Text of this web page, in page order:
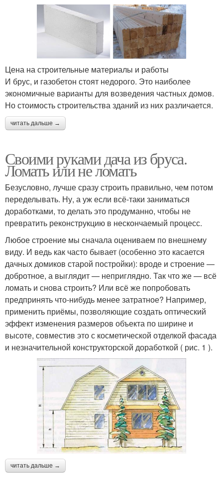
Цена на строительные материалы и работы
И брус, и газобетон стоят недорого. Это наиболее
экономичные варианты для возведения частных домов.
Но стоимость строительства зданий из них различается.
читать дальше →
Своими руками дача из бруса.
Ломать или не ломать
Безусловно, лучше сразу строить правильно, чем потом
переделывать. Ну, а уж если всё-таки заниматься
доработками, то делать это продуманно, чтобы не
превратить реконструкцию в нескончаемый процесс.
Любое строение мы сначала оцениваем по внешнему
виду. И ведь как часто бывает (особенно это касается
дачных домиков старой постройки): вроде и строение —
добротное, а выглядит — неприглядно. Так что же — всё
ломать и снова строить? Или всё же попробовать
предпринять что-нибудь менее затратное? Например,
применить приёмы, позволяющие создать оптический
эффект изменения размеров объекта по ширине и
высоте, совместив это с косметической отделкой фасада
и незначительной конструкторской доработкой ( рис. 1 ).
читать дальше →